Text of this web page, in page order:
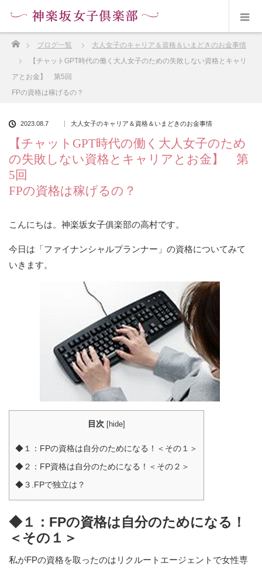
ブログ一覧
大人女子のキャリア＆資格＆いまどきのお金事情
【チャットGPT時代の働く大人女子のための失敗しない資格とキャリ
アとお金】 第5回
FPの資格は稼げるの？
2023.08.7 大人女子のキャリア＆資格＆いまどきのお金事情
【チャットGPT時代の働く大人女子のため
の失敗しない資格とキャリアとお金】 第
5回
FPの資格は稼げるの？
こんにちは。神楽坂女子俱楽部の高村です。
今日は「ファイナンシャルプランナー」の資格についてみて
いきます。
目次 [hide]
◆１：FPの資格は自分のためになる！＜その１＞
◆２：FP資格は自分のためになる！＜その２＞
◆３.FPで独立は？
◆１：FPの資格は自分のためになる！
＜その１＞
私がFPの資格を取ったのはリクルートエージェントで女性専